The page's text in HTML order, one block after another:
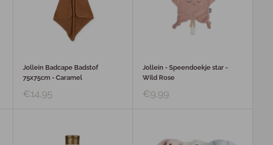
Jollein Badcape Badstof
75x75cm - Caramel
€14,95
Jollein - Speendoekje star -
Wild Rose
€9,99